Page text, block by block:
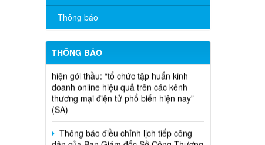
Thông báo
THÔNG BÁO
Thông báo bán thanh lý tài sản công
theo hình thức chỉ định
Thông báo lựa chọn nhà thầu thực
hiện gói thầu: “tổ chức tập huấn kinh
doanh online hiệu quả trên các kênh
thương mại điện tử phổ biến hiện nay”
(SA)
Thông báo điều chỉnh lịch tiếp công
dân của Ban Giám đốc Sở Công Thương
năm 2024